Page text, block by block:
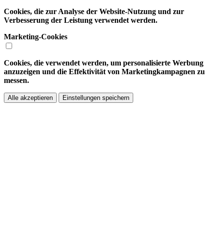
Cookies, die zur Analyse der Website-Nutzung und zur
Verbesserung der Leistung verwendet werden.
Marketing-Cookies
Cookies, die verwendet werden, um personalisierte Werbung
anzuzeigen und die Effektivität von Marketingkampagnen zu
messen.
Alle akzeptieren Einstellungen speichern